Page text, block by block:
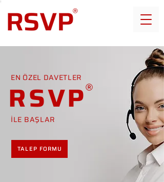
EN ÖZEL DAVETLER
RSVP
İLE BAŞLAR
TALEP FORMU